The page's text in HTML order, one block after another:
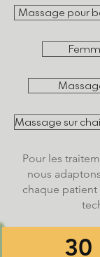
Massage pour
Massage sur
Pour les
nous
chaque
30